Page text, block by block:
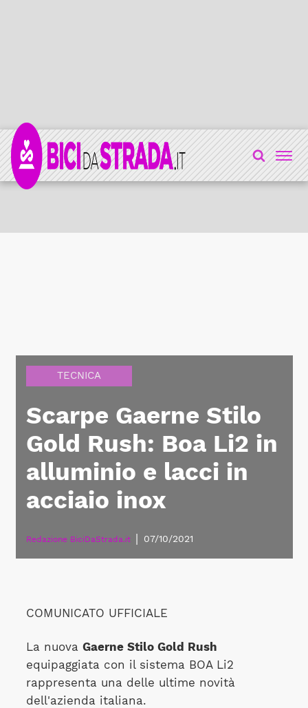
TECNICA
Scarpe Gaerne Stilo
Gold Rush: Boa Li2 in
alluminio e lacci in
acciaio inox
Redazione BiciDaStrada.it 07/10/2021
COMUNICATO UFFICIALE
La nuova Gaerne Stilo Gold Rush
equipaggiata con il sistema BOA Li2
rappresenta una delle ultime novità
dell'azienda italiana.